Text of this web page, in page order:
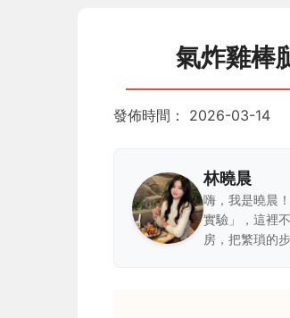
氣炸雞棒
發佈時間： 2026-03-14
林曉晨
嗨，我是曉晨
實驗」，這裡
房，把繁瑣的